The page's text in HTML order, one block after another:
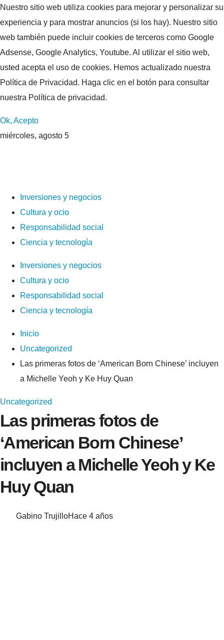
Nuestro sitio web utiliza cookies para mejorar y personalizar su
experiencia y para mostrar anuncios (si los hay). Nuestro sitio
web también puede incluir cookies de terceros como Google
Adsense, Google Analytics, Youtube. Al utilizar el sitio web,
usted acepta el uso de cookies. Hemos actualizado nuestra
Política de Privacidad. Haga clic en el botón para consultar
nuestra Política de privacidad.
Ok, Acepto
miércoles, agosto 5
Inversiones y negocios
Cultura y ocio
Responsabilidad social
Ciencia y tecnología
Inversiones y negocios
Cultura y ocio
Responsabilidad social
Ciencia y tecnología
Inicio
Uncategorized
Las primeras fotos de ‘American Born Chinese’ incluyen
a Michelle Yeoh y Ke Huy Quan
Uncategorized
Las primeras fotos de
‘American Born Chinese’
incluyen a Michelle Yeoh y Ke
Huy Quan
Gabino TrujilloHace 4 años